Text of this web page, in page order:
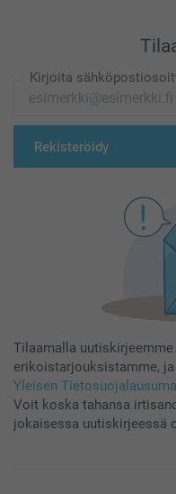
Kirjoita
Rekisteröidy
Tilaamalla
erikoistarjouksistamme, ja
Yleisen
Voit koska tahansa
jokaisessa uutiskirjeessä